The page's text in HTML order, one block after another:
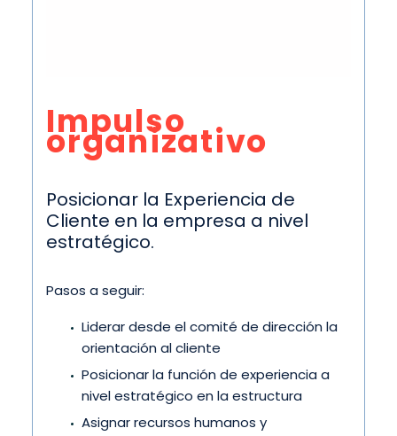
Impulso
organizativo
Posicionar la Experiencia de
Cliente en la empresa a nivel
estratégico.
Pasos a seguir:
Liderar desde el comité de dirección la
orientación al cliente
Posicionar la función de experiencia a
nivel estratégico en la estructura
Asignar recursos humanos y